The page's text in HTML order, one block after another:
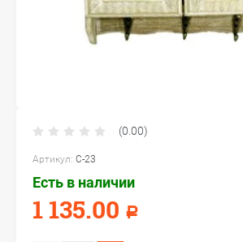
(0.00)
Артикул: C-23
Есть в наличии
1 135.00 Р